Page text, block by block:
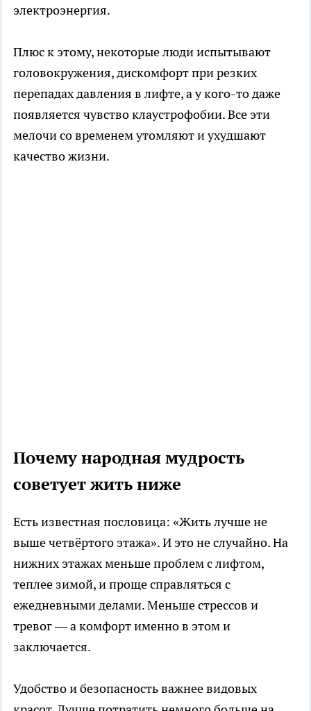
электроэнергия.
Плюс к этому, некоторые люди испытывают
головокружения, дискомфорт при резких
перепадах давления в лифте, а у кого-то даже
появляется чувство клаустрофобии. Все эти
мелочи со временем утомляют и ухудшают
качество жизни.
Почему народная мудрость
советует жить ниже
Есть известная пословица: «Жить лучше не
выше четвёртого этажа». И это не случайно. На
нижних этажах меньше проблем с лифтом,
теплее зимой, и проще справляться с
ежедневными делами. Меньше стрессов и
тревог — а комфорт именно в этом и
заключается.
Удобство и безопасность важнее видовых